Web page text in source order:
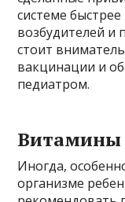
системе
возбудителей и
стоит
вакцинации и
педиатром.
Витамины
Иногда,
организме